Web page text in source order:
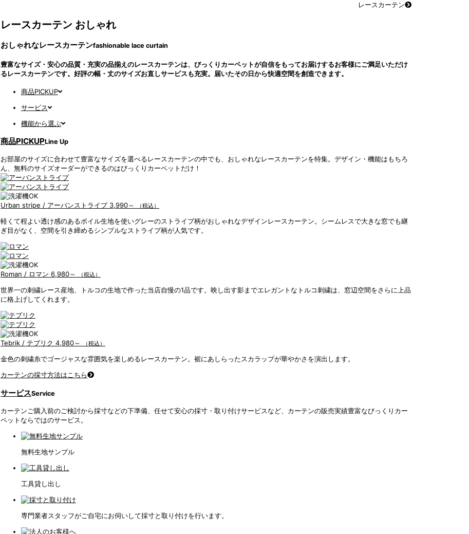
レースカーテン
レースカーテン おしゃれ
おしゃれなレースカーテンfashionable lace curtain
豊富なサイズ・安心の品質・充実の品揃えのレースカーテンは、びっくりカーペットが自信をもってお届けするお客様にご満足いただけ
るレースカーテンです。好評の幅・丈のサイズお直しサービスも充実。届いたその日から快適空間を創造できます。
商品PICKUP
サービス
機能から選ぶ
商品PICKUPLine Up
お部屋のサイズに合わせて豊富なサイズを選べるレースカーテンの中でも、おしゃれなレースカーテンを特集。デザイン・機能はもちろ
ん、無料のサイズオーダーができるのはびっくりカーペットだけ！
Urban stripe / アーバンストライプ 3,990～ （税込）
軽くて程よい透け感のあるボイル生地を使いグレーのストライプ柄がおしゃれなデザインレースカーテン。シームレスで大きな窓でも継
ぎ目がなく、空間を引き締めるシンプルなストライプ柄が人気です。
Roman / ロマン 6,980～ （税込）
世界一の刺繍レース産地、トルコの生地で作った当店自慢の1品です。映し出す影までエレガントなトルコ刺繍は、窓辺空間をさらに上品
に格上げしてくれます。
Tebrik / テブリク 4,980～ （税込）
金色の刺繍糸でゴージャスな雰囲気を楽しめるレースカーテン。裾にあしらったスカラップが華やかさを演出します。
カーテンの採寸方法はこちら
サービスService
カーテンご購入前のご検討から採寸などの下準備、任せて安心の採寸・取り付けサービスなど、カーテンの販売実績豊富なびっくりカー
ペットならではのサービス。
無料生地サンプル
工具貸し出し
専門業者スタッフがご自宅にお伺いして採寸と取り付けを行います。